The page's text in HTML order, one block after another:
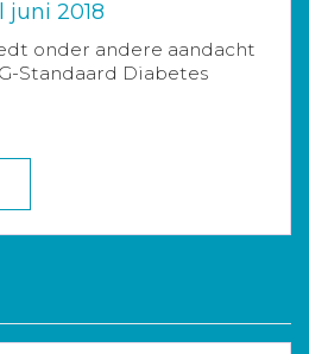
2018
onder andere aandacht
Standaard Diabetes